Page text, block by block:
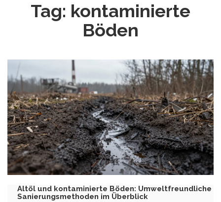
Tag: kontaminierte
Böden
Altöl und kontaminierte Böden: Umweltfreundliche
Sanierungsmethoden im Überblick